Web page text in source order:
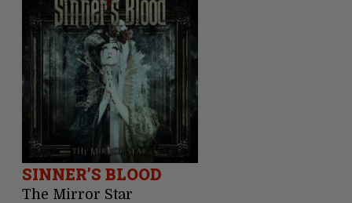
SINNER’S BLOOD
The Mirror Star